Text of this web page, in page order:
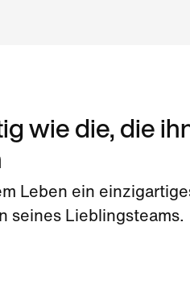
wie die, die
Leben ein
seines Lieblingsteams.